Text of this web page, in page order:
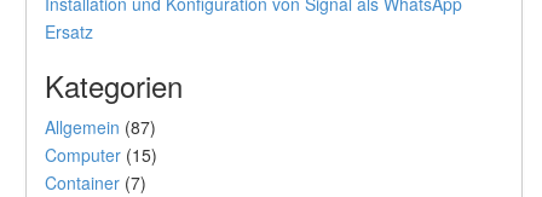
Ersatz
Kategorien
Allgemein (87)
Computer (15)
Container (7)